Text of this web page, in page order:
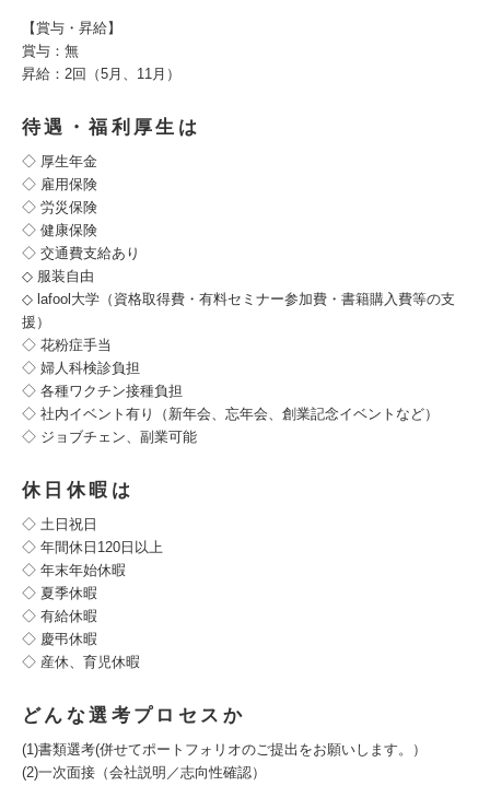
【賞与・昇給】
賞与：無
昇給：2回（5月、11月）
待遇・福利厚生は
◇ 厚生年金
◇ 雇用保険
◇ 労災保険
◇ 健康保険
◇ 交通費支給あり
◇ 服装自由
◇ lafool大学（資格取得費・有料セミナー参加費・書籍購入費等の支
援）
◇ 花粉症手当
◇ 婦人科検診負担
◇ 各種ワクチン接種負担
◇ 社内イベント有り（新年会、忘年会、創業記念イベントなど）
◇ ジョブチェン、副業可能
休日休暇は
◇ 土日祝日
◇ 年間休日120日以上
◇ 年末年始休暇
◇ 夏季休暇
◇ 有給休暇
◇ 慶弔休暇
◇ 産休、育児休暇
どんな選考プロセスか
(1)書類選考(併せてポートフォリオのご提出をお願いします。）
(2)一次面接（会社説明／志向性確認）